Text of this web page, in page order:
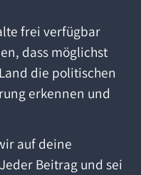
frei verfügbar
dass möglichst
die politischen
erkennen und
auf deine
Beitrag und sei